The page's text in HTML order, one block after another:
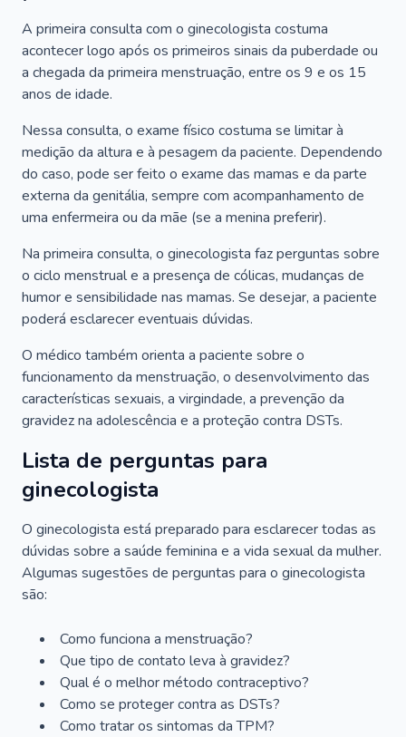
A primeira consulta com o ginecologista costuma
acontecer logo após os primeiros sinais da puberdade ou
a chegada da primeira menstruação, entre os 9 e os 15
anos de idade.
Nessa consulta, o exame físico costuma se limitar à
medição da altura e à pesagem da paciente. Dependendo
do caso, pode ser feito o exame das mamas e da parte
externa da genitália, sempre com acompanhamento de
uma enfermeira ou da mãe (se a menina preferir).
Na primeira consulta, o ginecologista faz perguntas sobre
o ciclo menstrual e a presença de cólicas, mudanças de
humor e sensibilidade nas mamas. Se desejar, a paciente
poderá esclarecer eventuais dúvidas.
O médico também orienta a paciente sobre o
funcionamento da menstruação, o desenvolvimento das
características sexuais, a virgindade, a prevenção da
gravidez na adolescência e a proteção contra DSTs.
Lista de perguntas para
ginecologista
O ginecologista está preparado para esclarecer todas as
dúvidas sobre a saúde feminina e a vida sexual da mulher.
Algumas sugestões de perguntas para o ginecologista
são:
Como funciona a menstruação?
Que tipo de contato leva à gravidez?
Qual é o melhor método contraceptivo?
Como se proteger contra as DSTs?
Como tratar os sintomas da TPM?